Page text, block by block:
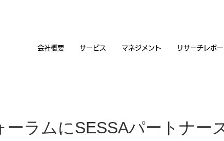
会社概要 サービス マネジメント リサーチレポ
ーラムにSESSAパートナー